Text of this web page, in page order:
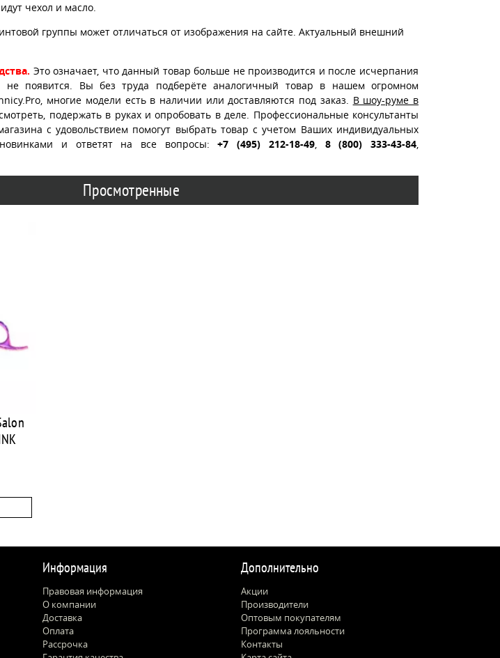
чехол и масло.
группы может отличаться от изображения на сайте. Актуальный внешний
Это означает, что данный товар больше не производится и после исчерпания
не появится. Вы без труда подберёте аналогичный товар в нашем огромном
многие модели есть в наличии или доставляются под заказ. В шоу-руме в
подержать в руках и опробовать в деле. Профессиональные консультанты
с удовольствием помогут выбрать товар с учетом Ваших индивидуальных
новинками и ответят на все вопросы:+7 (495) 212-18-49, 8 (800) 333-43-84,
Просмотренные
Информация
Правовая информация
О компании
Доставка
Оплата
Рассрочка
Дополнительно
Акции
Производители
Оптовым покупателям
Программа лояльности
Контакты